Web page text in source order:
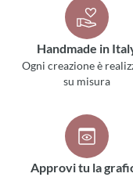
Handmade in
Ogni creazione è
su misura
Approvi tu la